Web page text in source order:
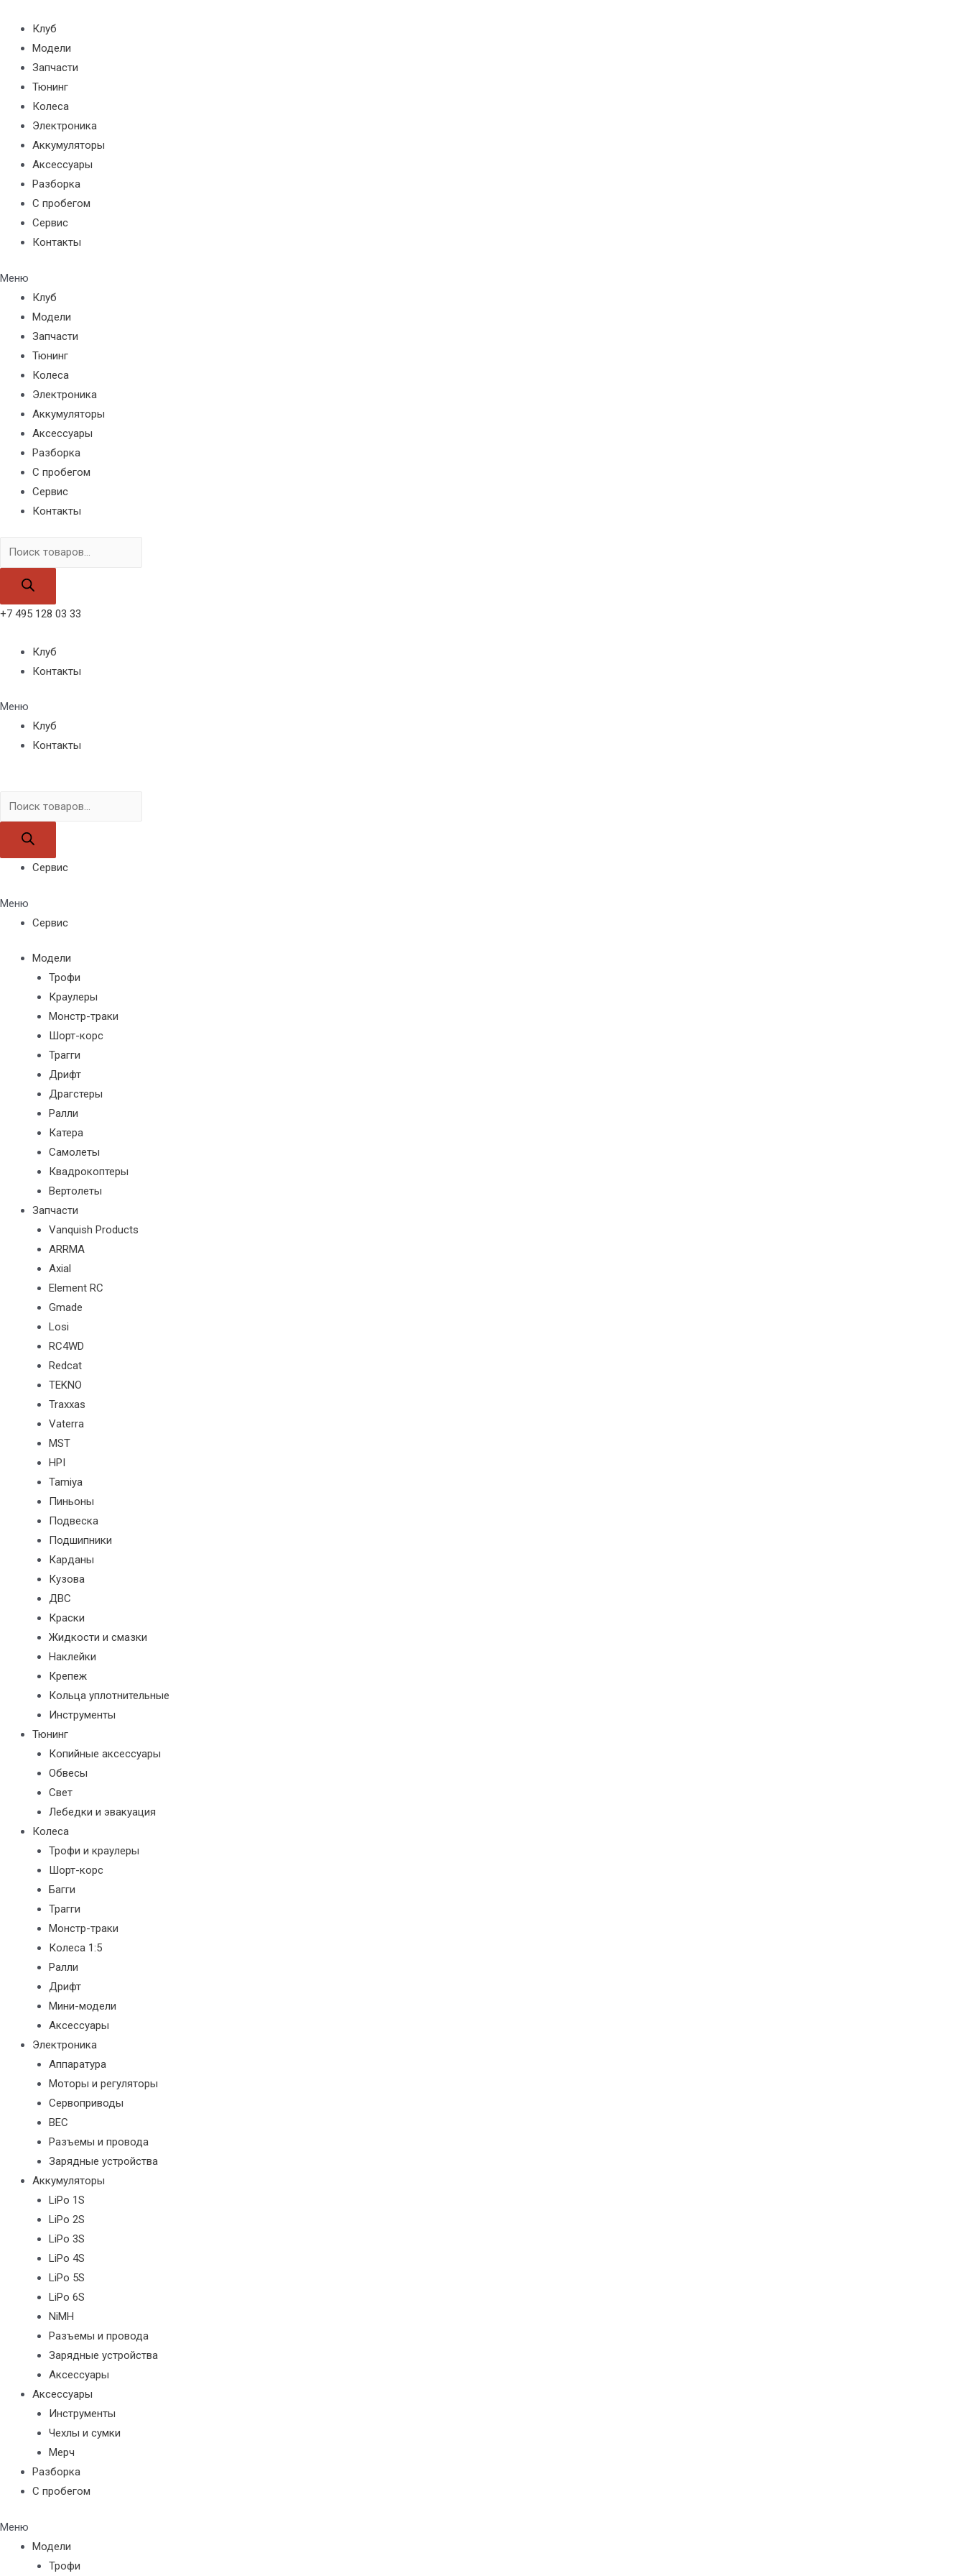
содержимому
Клуб
Модели
Запчасти
Тюнинг
Колеса
Электроника
Аккумуляторы
Аксессуары
Разборка
С пробегом
Сервис
Контакты
Меню
Клуб
Модели
Запчасти
Тюнинг
Колеса
Электроника
Аккумуляторы
Аксессуары
Разборка
С пробегом
Сервис
Контакты
Поиск
товаров
+7 495 128 03 33
Клуб
Контакты
Меню
Клуб
Контакты
Поиск
товаров
Сервис
Меню
Сервис
Модели
Трофи
Краулеры
Монстр-траки
Шорт-корс
Трагги
Дрифт
Драгстеры
Ралли
Катера
Самолеты
Квадрокоптеры
Вертолеты
Запчасти
Vanquish Products
ARRMA
Axial
Element RC
Gmade
Losi
RC4WD
Redcat
TEKNO
Traxxas
Vaterra
MST
HPI
Tamiya
Пиньоны
Подвеска
Подшипники
Карданы
Кузова
ДВС
Краски
Жидкости и смазки
Наклейки
Крепеж
Кольца уплотнительные
Инструменты
Тюнинг
Копийные аксессуары
Обвесы
Свет
Лебедки и эвакуация
Колеса
Трофи и краулеры
Шорт-корс
Багги
Трагги
Монстр-траки
Колеса 1:5
Ралли
Дрифт
Мини-модели
Аксессуары
Электроника
Аппаратура
Моторы и регуляторы
Сервоприводы
BEC
Разъемы и провода
Зарядные устройства
Аккумуляторы
LiPo 1S
LiPo 2S
LiPo 3S
LiPo 4S
LiPo 5S
LiPo 6S
NiMH
Разъемы и провода
Зарядные устройства
Аксессуары
Аксессуары
Инструменты
Чехлы и сумки
Мерч
Разборка
С пробегом
Меню
Модели
Трофи